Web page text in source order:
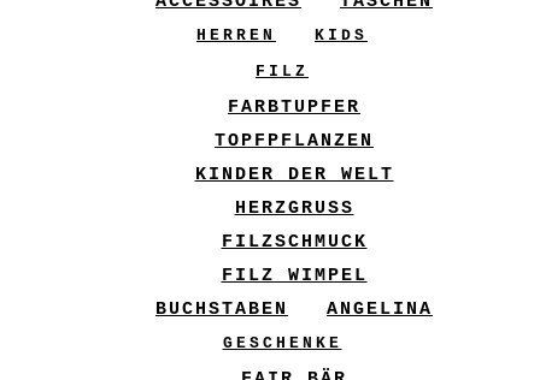
HERREN
KIDS
FILZ
FARBTUPFER
TOPFPFLANZEN
KINDER DER WELT
HERZGRUSS
FILZSCHMUCK
FILZ WIMPEL
BUCHSTABEN
ANGELINA
GESCHENKE